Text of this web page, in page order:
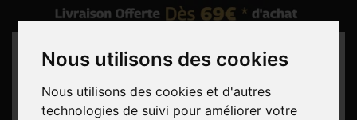
Nous utilisons des cookies
Nous utilisons des cookies et d'autres
technologies de suivi pour améliorer votre
Rechercher